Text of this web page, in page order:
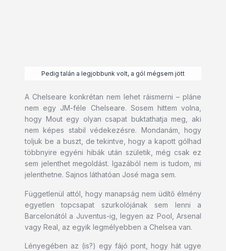
Pedig talán a legjobbunk volt, a gól mégsem jött
A Chelseare konkrétan nem lehet ráismerni – pláne
nem egy JM-féle Chelseare. Sosem hittem volna,
hogy Mout egy olyan csapat buktathatja meg, aki
nem képes stabil védekezésre. Mondanám, hogy
toljuk be a buszt, de tekintve, hogy a kapott gólhad
többnyire egyéni hibák után születik, még csak ez
sem jelenthet megoldást. Igazából nem is tudom, mi
jelenthetne. Sajnos láthatóan José maga sem.
Függetlenül attól, hogy manapság nem üdítő élmény
egyetlen topcsapat szurkolójának sem lenni a
Barcelonától a Juventus-ig, legyen az Pool, Arsenal
vagy Real, az egyik legmélyebben a Chelsea van.
Lényegében az (is?) egy fájó pont, hogy hát ugye